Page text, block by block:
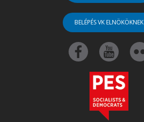
BELÉPÉS VK ELNÖKÖKNEK